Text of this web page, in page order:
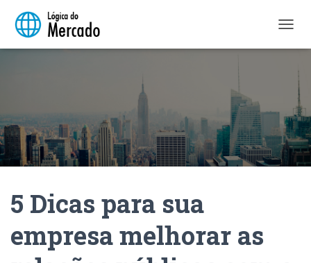
L
A
R
N
A
V
5 Dicas para sua
empresa melhorar as